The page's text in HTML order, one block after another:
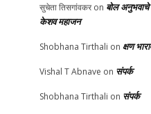
सुचेता तिसगांवकरon बोल
केशव महाजन
Shobhana Tirthali on क्षण
Vishal T Abnave on संपर्क
Shobhana Tirthali on संपर्क